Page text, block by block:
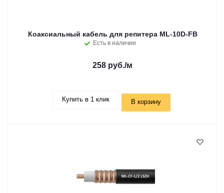
Коаксиальный кабель для репитера ML-10D-FB
Есть в наличии
258 руб./м
Купить в 1 клик В корзину